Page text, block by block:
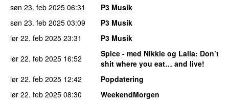
søn 23. feb 2025 06:31
P3 Musik
søn 23. feb 2025 03:09
P3 Musik
lør 22. feb 2025 23:31
P3 Musik
lør 22. feb 2025 16:52 Spice - med Nikkie og Laila: Don’t
shit where you eat… and live!
lør 22. feb 2025 12:42
Popdatering
lør 22. feb 2025 08:30
WeekendMorgen